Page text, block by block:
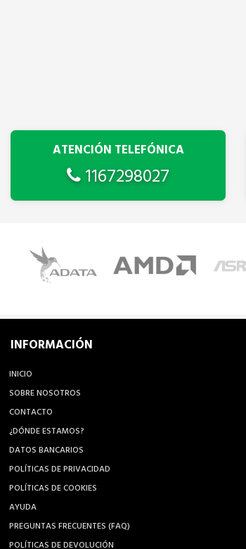
ATENCIÓN TELEFÓNICA
1167298027
INFORMACIÓN
INICIO
SOBRE NOSOTROS
CONTACTO
¿DÓNDE ESTAMOS?
DATOS BANCARIOS
POLÍTICAS DE PRIVACIDAD
POLÍTICAS DE COOKIES
AYUDA
PREGUNTAS FRECUENTES (FAQ)
POLÍTICAS DE DEVOLUCIÓN